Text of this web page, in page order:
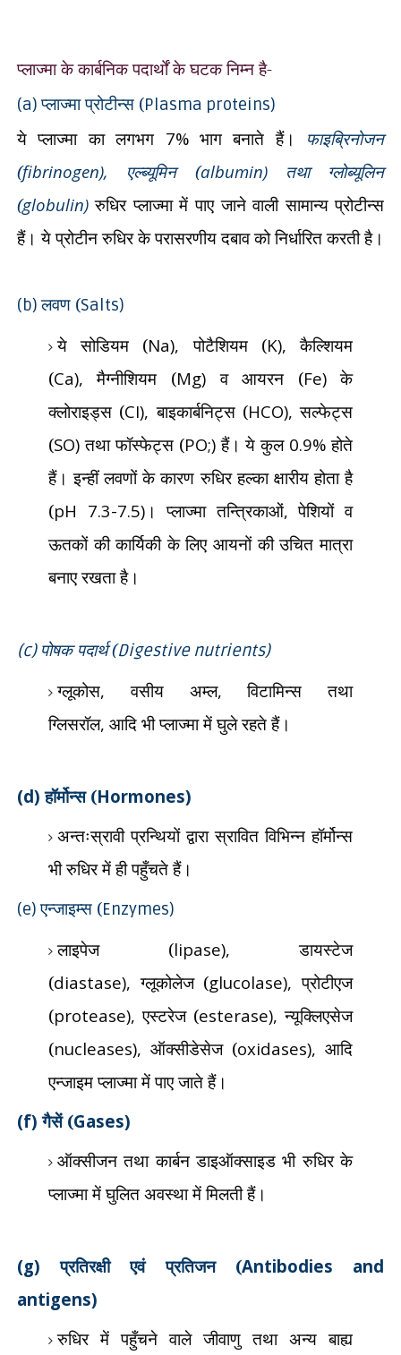
प्लाज्मा के कार्बनिक पदार्थों के घटक निम्न है-
(a)प्लाज्मा प्रोटीन्स (Plasma proteins)
ये प्लाज्मा का लगभग 7%भाग बनाते हैं। फाइब्रिनोजन
(fibrinogen), एल्ब्यूमिन (albumin) तथा ग्लोब्यूलिन
(globulin)रुधिर प्लाज्मा में पाए जाने वाली सामान्य प्रोटीन्स
हैं। ये प्रोटीन रुधिर के परासरणीय दबाव को निर्धारित करती है।
(b)लवण (Salts)
ये सोडियम (Na),पोटैशियम (K),कैल्शियम
(Ca),मैग्नीशियम (Mg)व आयरन (Fe)के
क्लोराइड्स (CI),बाइकार्बनिट्स (HCO),सल्फेट्स
(SO)तथा फॉस्फेट्स (PO;)हैं। ये कुल 0.9% होते
हैं। इन्हीं लवणों के कारण रुधिर हल्का क्षारीय होता है
(pH 7.3-7.5)। प्लाज्मा तन्त्रिकाओं,पेशियों व
ऊतकों की कार्यिकी के लिए आयनों की उचित मात्रा
बनाए रखता है।
(c) पोषक पदार्थ (Digestive nutrients)
ग्लूकोस,वसीय अम्ल,विटामिन्स तथा
ग्लिसरॉल, आदि भी प्लाज्मा में घुले रहते हैं।
(d)हॉर्मोन्स (Hormones)
अन्तःस्रावी प्रन्थियों द्वारा स्रावित विभिन्न हॉर्मोन्स
भी रुधिर में ही पहुँचते हैं।
(e)एन्जाइम्स (Enzymes)
लाइपेज (lipase),डायस्टेज
(diastase),ग्लूकोलेज (glucolase),प्रोटीएज
(protease),एस्टरेज (esterase),न्यूक्लिएसेज
(nucleases), ऑक्सीडेसेज (oxidases),आदि
एन्जाइम प्लाज्मा में पाए जाते हैं।
(f)गैसें (Gases)
ऑक्सीजन तथा कार्बन डाइऑक्साइड भी रुधिर के
प्लाज्मा में घुलित अवस्था में मिलती हैं।
(g)प्रतिरक्षी एवं प्रतिजन (Antibodies and
antigens)
रुधिर में पहुँचने वाले जीवाणु तथा अन्य बाह्य